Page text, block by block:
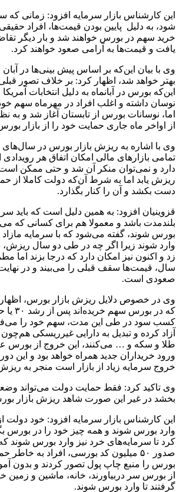
این کارشناس بازار سرمایه افزود: زمانی
شود، به دلیل پایین بودن قیمت‌ها، افراد
خرید سهم در بورس خواهند شد و بار دیگر
یافت و قیمت‌ها به آرامی صعود خواهند کرد.
وی با بیان این‌که بر اساس پیش بینی‌ها در
بهتر خواهد شد، اظهار کرد: بر خلاف تصور
این‌که بورس در آبانماه به دلیل انتخابات
نوسان داشته و اغلب افراد در مهرماه سهم
اما، نوسانات بورس از تابستان آغاز شد و
از اواخر ماه جاری حمایت خود را از بازار
تمامی بازارهای مالی امکان اتفاق هر
دارد و نمی‌توان منکر آن شد و حتی ممکن است
ریزش یابد اما به شرط آن‌که دولت کاملا از
دست بکشد و آن را کنار بگذارد.
قزوینیان افزود: به همین دلیل است که باید
بلندمدت باشد و معمولا هم برای کسانی که
بورس شوند، گفته می‌شود که با سرمایه مازاد
وارد شوند زیرا اگر چه در طی دو سال
زد و اکنون نیز امکان دارد که درجا بزند اما
سال، قیمت‌ها سقف قبلی را می‌بیند و در
صعودی است.
وی در خصوص دلایل ریزش بازار بورس، اظهار
کسب سود در طی این مدت، سهم خود را
آزاد کرده و تبدیل به دارایی غیرریسکی هم‌چون
طلا و سکه و … می‌کنند، این خروج از بورس
ورود خریداران جدید همراه خواهد بود و این
خروج سرمایه زیاد از بازار است منجر به
وی تاکید کرد: فقط حمایت دولت می‌تواند
بخشد در غیر این صورت شاهد ریزش بازار
این کارشناس بازار سرمایه افزود: خود دولت
وارد بورس شوند و همه چیز خود را در بورس
کرد تا سرمایه‌های خرد نیز وارد بورس شوند که
صدور ۵۰ میلیون کد بورسی، افراد به
بورس را منبع چاپ پول تصور کردند و بدون
از بورس سر دربیاورند، خانه، ماشین و زمین
گرفتند تا وارد بورس شوند.